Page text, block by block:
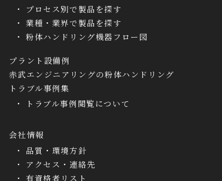
プロセス別で製品を探す
業種・業界で製品を探す
粉体ハンドリング機器フロー図
プラント設備例
赤武エンジニアリングの粉体ハンドリング
トラブル事例集
トラブル事例閲覧について
会社情報
品質・環境方針
アクセス・連絡先
有資格者リスト